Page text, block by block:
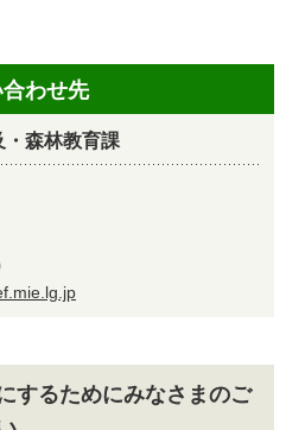
わせ先
森林教育課
するためにみなさまのご